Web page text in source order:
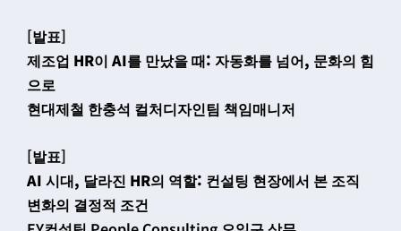
[발표]
제조업 HR이 AI를 만났을 때: 자동화를 넘어, 문화의 힘
으로
현대제철 한충석 컬처디자인팀 책임매니저
[발표]
AI 시대, 달라진 HR의 역할: 컨설팅 현장에서 본 조직
변화의 결정적 조건